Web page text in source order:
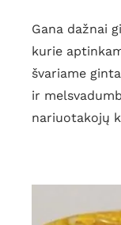
Gana dažnai
kurie
švariame
ir
nariuotakojų